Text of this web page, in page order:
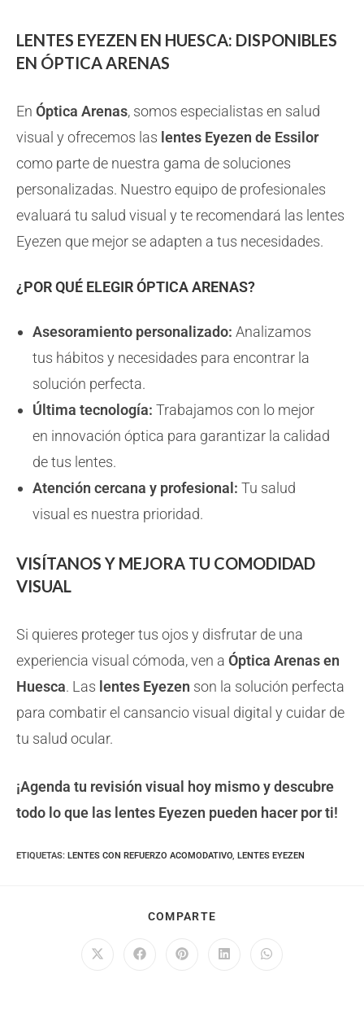
LENTES EYEZEN EN HUESCA: DISPONIBLES
EN ÓPTICA ARENAS
En Óptica Arenas, somos especialistas en salud
visual y ofrecemos las lentes Eyezen de Essilor
como parte de nuestra gama de soluciones
personalizadas. Nuestro equipo de profesionales
evaluará tu salud visual y te recomendará las lentes
Eyezen que mejor se adapten a tus necesidades.
¿POR QUÉ ELEGIR ÓPTICA ARENAS?
Asesoramiento personalizado: Analizamos
tus hábitos y necesidades para encontrar la
solución perfecta.
Última tecnología: Trabajamos con lo mejor
en innovación óptica para garantizar la calidad
de tus lentes.
Atención cercana y profesional: Tu salud
visual es nuestra prioridad.
VISÍTANOS Y MEJORA TU COMODIDAD
VISUAL
Si quieres proteger tus ojos y disfrutar de una
experiencia visual cómoda, ven a Óptica Arenas en
Huesca. Las lentes Eyezen son la solución perfecta
para combatir el cansancio visual digital y cuidar de
tu salud ocular.
¡Agenda tu revisión visual hoy mismo y descubre
todo lo que las lentes Eyezen pueden hacer por ti!
ETIQUETAS: LENTES CON REFUERZO ACOMODATIVO, LENTES EYEZEN
COMPARTE